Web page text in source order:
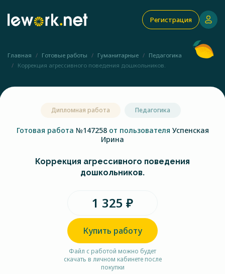
Регистрация
Главная Готовые работы Гуманитарные
Педагогика
Коррекция агрессивного поведения дошкольников.
Дипломная работа Педагогика
Готовая работа №147258 от пользователя Успенская
Ирина
Коррекция агрессивного поведения
дошкольников.
1 325 ₽
Купить работу
Файл с работой можно будет
скачать в личном кабинете после
покупки